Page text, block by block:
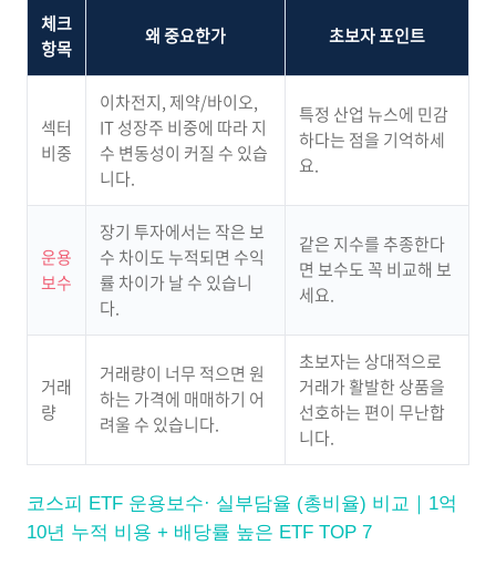
체크
항목
왜 중요한가 초보자 포인트
섹터
비중
이차전지, 제약/바이오,
IT 성장주 비중에 따라 지
수 변동성이 커질 수 있습
니다.
특정 산업 뉴스에 민감
하다는 점을 기억하세
요.
운용
보수
장기 투자에서는 작은 보
수 차이도 누적되면 수익
률 차이가 날 수 있습니
다.
같은 지수를 추종한다
면 보수도 꼭 비교해 보
세요.
거래
량
거래량이 너무 적으면 원
하는 가격에 매매하기 어
려울 수 있습니다.
초보자는 상대적으로
거래가 활발한 상품을
선호하는 편이 무난합
니다.
코스피 ETF 운용보수· 실부담율 (총비율) 비교｜1억
10년 누적 비용 + 배당률 높은 ETF TOP 7